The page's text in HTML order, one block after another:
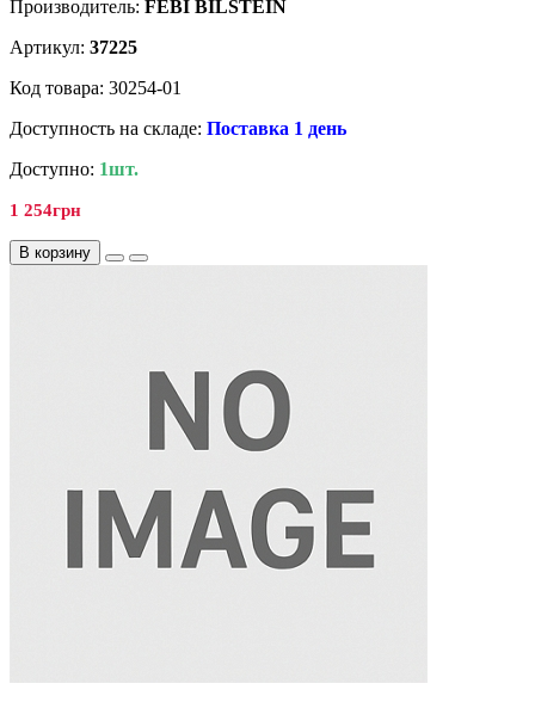
Производитель: FEBI BILSTEIN
Артикул: 37225
Код товара: 30254-01
Доступность на складе: Поставка 1 день
Доступно: 1шт.
1 254грн
В корзину